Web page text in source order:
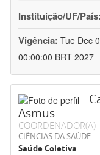
Instituição/UF/País:
Vigência: Tue Dec
00:00:00 BRT 2027
Asmus
COORDENADOR(A)
CIÊNCIAS DA SAÚDE
Saúde Coletiva